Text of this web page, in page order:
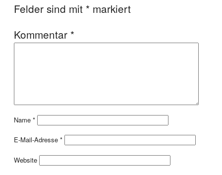
Felder sind mit * markiert
Kommentar *
Name *
E-Mail-Adresse *
Website